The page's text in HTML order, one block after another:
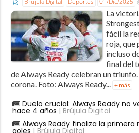
La
fácil la
roja, que
incluso
final del
de Always Ready celebran un
corona. Foto: Always Ready... + más
Duelo crucial: Always Ready no
hace 4 años | Brújula Digital
Always Ready finaliza la primera